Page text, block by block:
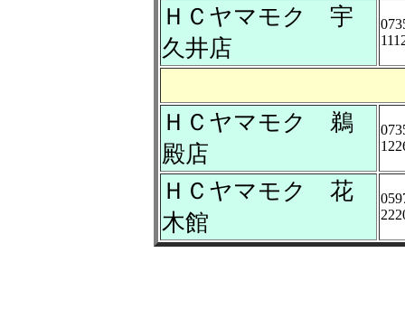
ＨＣヤマモク 宇
久井店
ＨＣヤマモク 鵜
殿店
ＨＣヤマモク 花
木館